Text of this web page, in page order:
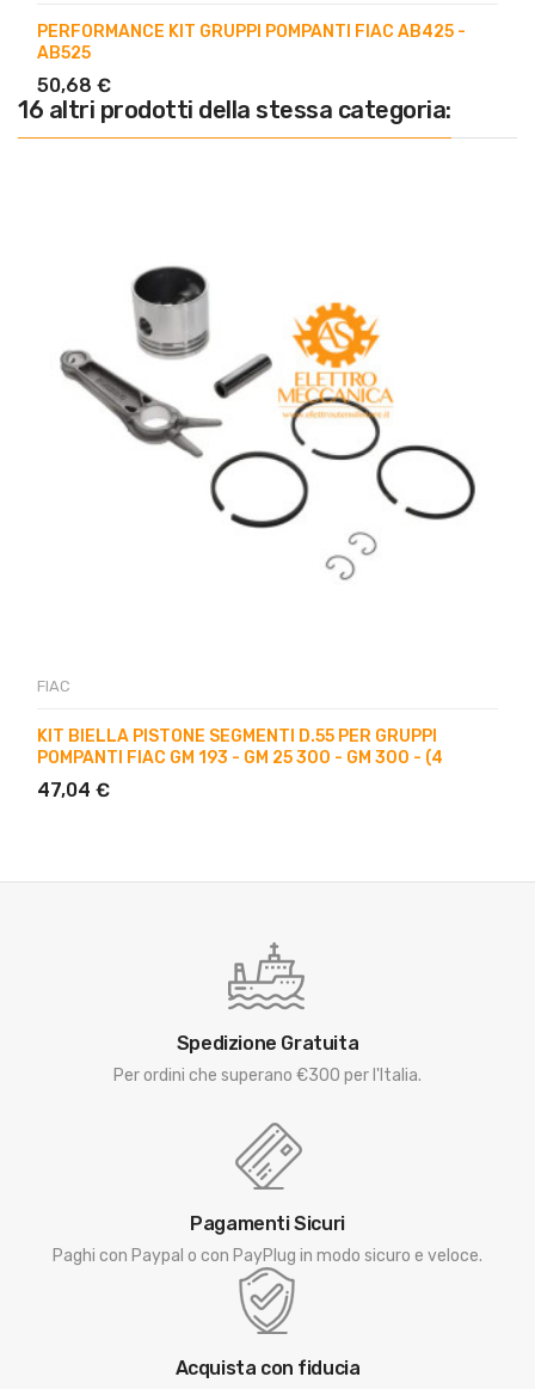
PERFORMANCE KIT GRUPPI POMPANTI FIAC AB425 -
AB525
50,68 €
16 altri prodotti della stessa categoria:
FIAC
KIT BIELLA PISTONE SEGMENTI D.55 PER GRUPPI
POMPANTI FIAC GM 193 - GM 25 300 - GM 300 - (4
47,04 €
Spedizione Gratuita
Per ordini che superano €300 per l'Italia.
Pagamenti Sicuri
Paghi con Paypal o con PayPlug in modo sicuro e veloce.
Acquista con fiducia